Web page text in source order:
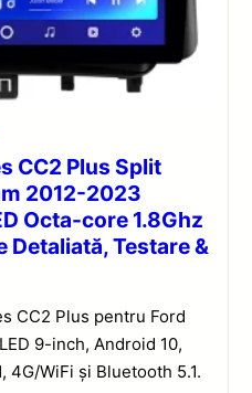
CC2 Plus Split
2012-2023
Octa-core 1.8Ghz
Testare &
CC2 Plus pentru Ford
9-inch, Android 10,
4G/WiFi și Bluetooth 5.1.